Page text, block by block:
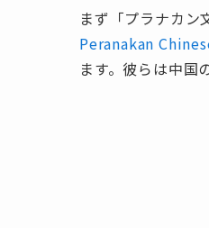
まず「プラナカン
Peranakan
ます。彼らは中国